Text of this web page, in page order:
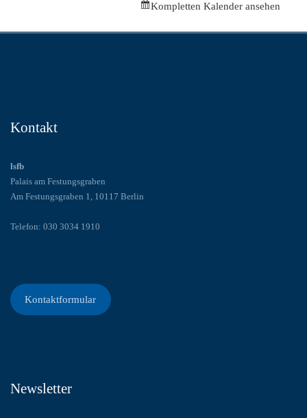
Kompletten Kalender ansehen
Kontakt
lsfb
Palais am Festungsgraben
Am Festungsgraben 1, 10117 Berlin
Telefon: 030 3034 1910
Kontaktformular
Newsletter